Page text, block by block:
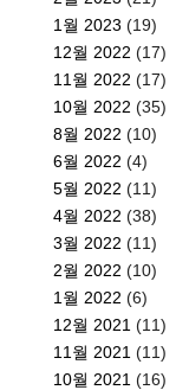
1월 2023 (19)
12월 2022 (17)
11월 2022 (17)
10월 2022 (35)
8월 2022 (10)
6월 2022 (4)
5월 2022 (11)
4월 2022 (38)
3월 2022 (11)
2월 2022 (10)
1월 2022 (6)
12월 2021 (11)
11월 2021 (11)
10월 2021 (16)